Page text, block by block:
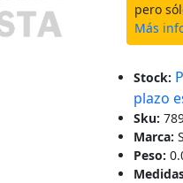
pero
Más
Stock:
plazo
Sku:
Marca:
Peso: